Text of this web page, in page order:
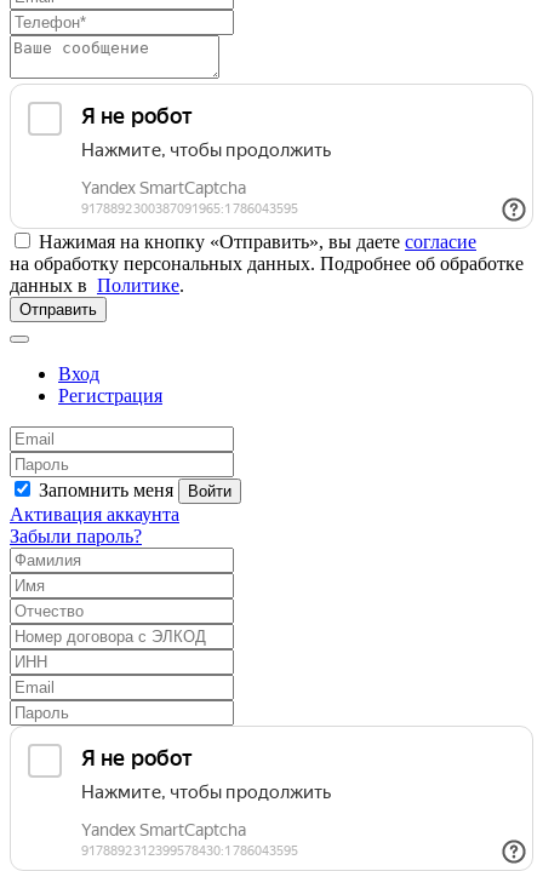
Нажимая на кнопку «Отправить», вы даете согласие
на обработку персональных данных. Подробнее об обработке
данных в Политике.
Отправить
Вход
Регистрация
Запомнить меня Войти
Активация аккаунта
Забыли пароль?